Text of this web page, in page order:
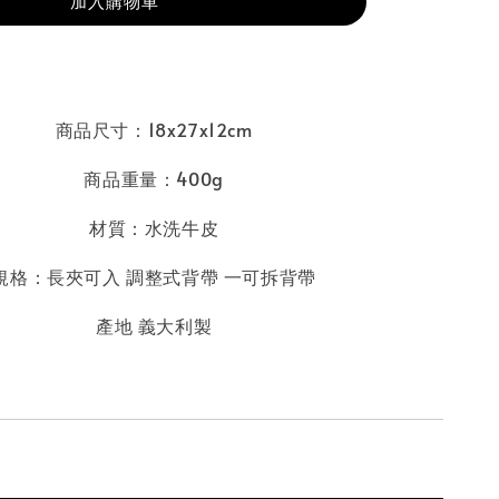
商品尺寸：18x27x12cm
商品重量：400g
材質：水洗牛皮
格：長夾可入 調整式背帶 一可拆背帶
產地 義大利製